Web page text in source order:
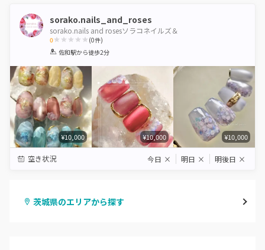
sorako.nails_and_roses
sorako.nails and rosesソラコネイルズ＆
0
1 2 3 4 5
(0件)
佐和駅から徒歩2分
¥10,000 ¥10,000 ¥10,000
空き状況 今日 × 明日 × 明後日 ×
茨城県のエリアから探す